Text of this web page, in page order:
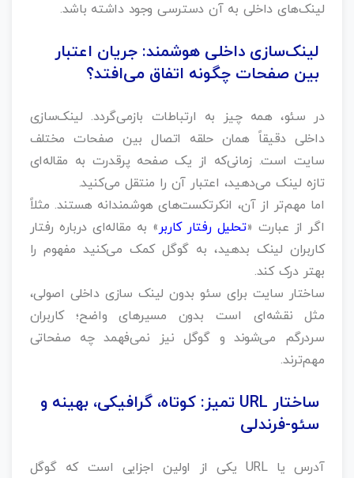
لینک‌های داخلی به آن دسترسی وجود داشته باشد.
لینک‌سازی داخلی هوشمند: جریان اعتبار
بین صفحات چگونه اتفاق می‌افتد؟
در سئو، همه چیز به ارتباطات بازمی‌گردد. لینک‌سازی
داخلی دقیقاً همان حلقه اتصال بین صفحات مختلف
سایت است. زمانی‌که از یک صفحه پرقدرت به مقاله‌ای
تازه لینک می‌دهید، اعتبار آن را منتقل می‌کنید.
اما مهم‌تر از آن، انکرتکست‌های هوشمندانه هستند. مثلاً
اگر از عبارت «تحلیل رفتار کاربر » به مقاله‌ای درباره رفتار
کاربران لینک بدهید، به گوگل کمک می‌کنید مفهوم را
بهتر درک کند.
ساختار سایت برای سئو بدون لینک‌ سازی داخلی اصولی،
مثل نقشه‌ای است بدون مسیرهای واضح؛ کاربران
سردرگم می‌شوند و گوگل نیز نمی‌فهمد چه صفحاتی
مهم‌ترند.
ساختار URL تمیز: کوتاه، گرافیکی، بهینه و
سئو-فرندلی
آدرس یا URL یکی از اولین اجزایی است که گوگل